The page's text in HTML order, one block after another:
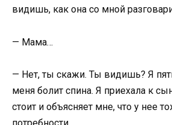
видишь, как она со мной
— Мама…
— Нет, ты скажи. Ты видишь? Я
меня болит спина. Я приехала к
стоит и объясняет мне, что у нее